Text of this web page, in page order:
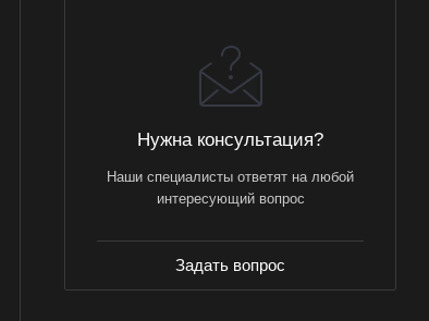
Нужна консультация?
Наши специалисты ответят на любой
интересующий вопрос
Задать вопрос